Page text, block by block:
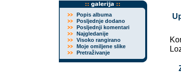
Popis albuma
Posljednje dodano
Posljednji komentari
Najgledanije
Visoko rangirano
Moje omiljene slike
Pretraživanje